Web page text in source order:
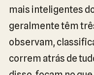
mais inteligentes
geralmente têm
observam,
correm atrás de